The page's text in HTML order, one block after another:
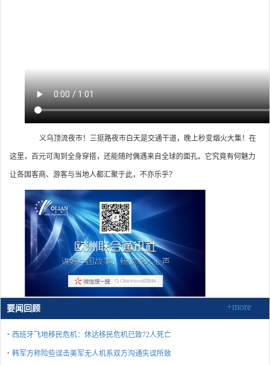
义乌顶流夜市！三挺路夜市白天是交通干道，晚上秒变烟火大集！在
这里，百元可淘到全身穿搭，还能随时偶遇来自全球的面孔。它究竟有何魅力
让各国客商、游客与当地人都汇聚于此，不亦乐乎？
要闻回顾 +more
· 西班牙飞地移民危机：休达移民危机已致72人死亡
· 韩军方称险些误击美军无人机系双方沟通失误所致